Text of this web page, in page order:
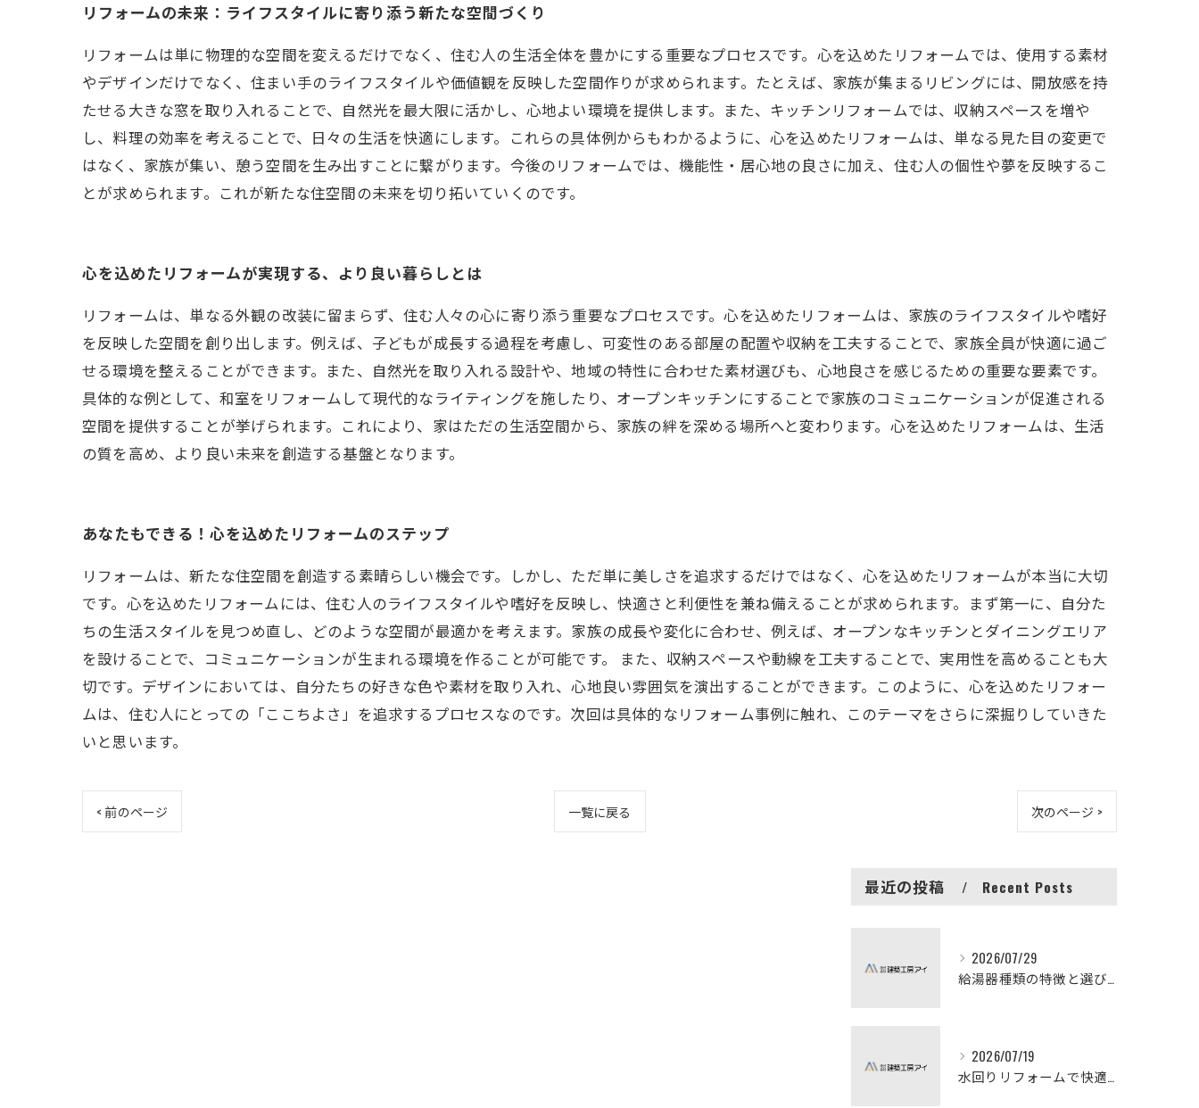
リフォームの未来：ライフスタイルに寄り添う新たな空間づくり
リフォームは単に物理的な空間を変えるだけでなく、住む人の生活全体を豊かにする重要なプロセスです。心を込めたリフォームでは、使用する素材
やデザインだけでなく、住まい手のライフスタイルや価値観を反映した空間作りが求められます。たとえば、家族が集まるリビングには、開放感を持
たせる大きな窓を取り入れることで、自然光を最大限に活かし、心地よい環境を提供します。また、キッチンリフォームでは、収納スペースを増や
し、料理の効率を考えることで、日々の生活を快適にします。これらの具体例からもわかるように、心を込めたリフォームは、単なる見た目の変更で
はなく、家族が集い、憩う空間を生み出すことに繋がります。今後のリフォームでは、機能性・居心地の良さに加え、住む人の個性や夢を反映するこ
とが求められます。これが新たな住空間の未来を切り拓いていくのです。
心を込めたリフォームが実現する、より良い暮らしとは
リフォームは、単なる外観の改装に留まらず、住む人々の心に寄り添う重要なプロセスです。心を込めたリフォームは、家族のライフスタイルや嗜好
を反映した空間を創り出します。例えば、子どもが成長する過程を考慮し、可変性のある部屋の配置や収納を工夫することで、家族全員が快適に過ご
せる環境を整えることができます。また、自然光を取り入れる設計や、地域の特性に合わせた素材選びも、心地良さを感じるための重要な要素です。
具体的な例として、和室をリフォームして現代的なライティングを施したり、オープンキッチンにすることで家族のコミュニケーションが促進される
空間を提供することが挙げられます。これにより、家はただの生活空間から、家族の絆を深める場所へと変わります。心を込めたリフォームは、生活
の質を高め、より良い未来を創造する基盤となります。
あなたもできる！心を込めたリフォームのステップ
リフォームは、新たな住空間を創造する素晴らしい機会です。しかし、ただ単に美しさを追求するだけではなく、心を込めたリフォームが本当に大切
です。心を込めたリフォームには、住む人のライフスタイルや嗜好を反映し、快適さと利便性を兼ね備えることが求められます。まず第一に、自分た
ちの生活スタイルを見つめ直し、どのような空間が最適かを考えます。家族の成長や変化に合わせ、例えば、オープンなキッチンとダイニングエリア
を設けることで、コミュニケーションが生まれる環境を作ることが可能です。 また、収納スペースや動線を工夫することで、実用性を高めることも大
切です。デザインにおいては、自分たちの好きな色や素材を取り入れ、心地良い雰囲気を演出することができます。このように、心を込めたリフォー
ムは、住む人にとっての「ここちよさ」を追求するプロセスなのです。次回は具体的なリフォーム事例に触れ、このテーマをさらに深掘りしていきた
いと思います。
< 前のページ 一覧に戻る 次のページ >
最近の投稿 Recent Posts
2026/07/29
給湯器種類の特徴と選び方ガイド
2026/07/19
水回りリフォームで快適な暮らしを実現する方法